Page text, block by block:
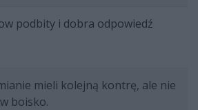
podbity i dobra odpowiedź
mieli kolejną kontrę, ale nie
boisko.